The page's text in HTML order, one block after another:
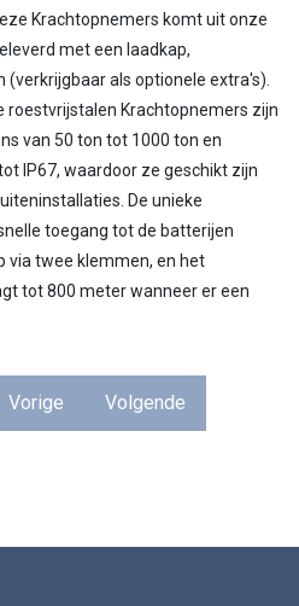
Krachtopnemers komt uit onze
met een laadkap,
als optionele extra's).
roestvrijstalen Krachtopnemers zijn
van 50 ton tot 1000 ton en
IP67, waardoor ze geschikt zijn
De unieke
toegang tot de batterijen
via twee klemmen, en het
tot 800 meter wanneer er een
Vorige Volgende